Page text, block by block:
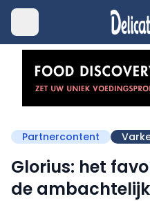
Partnercontent
Glorius: het
de